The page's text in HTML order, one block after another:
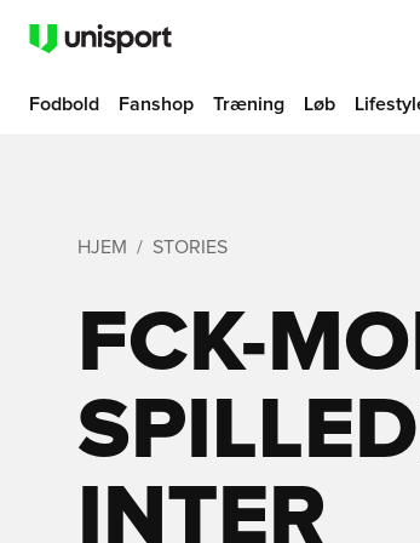
Fodbold Fanshop Træning Løb
HJEM STORIES
FCK-
INTER